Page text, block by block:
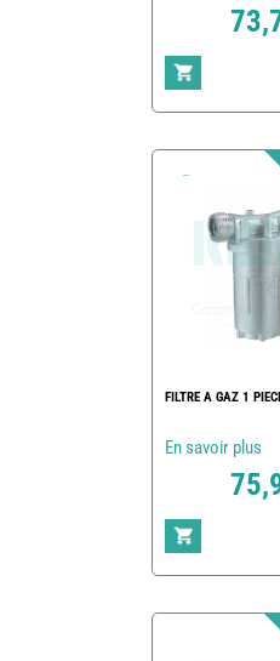
FILTRE A GAZ 1
En savoir plus